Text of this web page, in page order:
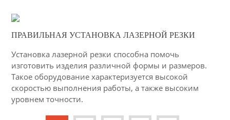
2880
ПРАВИЛЬНАЯ УСТАНОВКА ЛАЗЕРНОЙ РЕЗКИ
Установка лазерной резки способна помочь
изготовить изделия различной формы и размеров.
Такое оборудование характеризуется высокой
скоростью выполнения работы, а также высоким
уровнем точности.